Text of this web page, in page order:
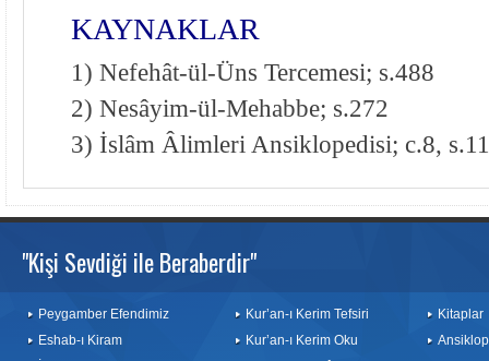
KAYNAKLAR
1) Nefehât-ül-Üns Tercemesi; s.488
2) Nesâyim-ül-Mehabbe; s.272
3) İslâm Âlimleri Ansiklopedisi; c.8,
"Kişi Sevdiği ile Beraberdir"
Peygamber Efendimiz
Eshab-ı Kiram
Kur’an-ı Kerim Tefsiri
Kur’an-ı Kerim Oku
Kitaplar